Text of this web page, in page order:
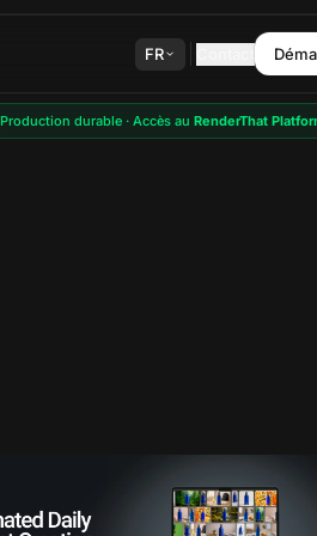
FR
Production durable · Accès au RenderThat